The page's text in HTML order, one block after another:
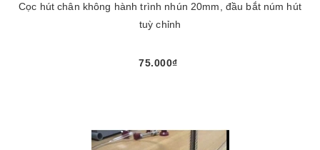
Cọc hút chân không hành trình nhún 20mm, đầu bắt núm hút
tuỳ chỉnh
75.000₫